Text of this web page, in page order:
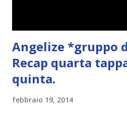
Angelize *gruppo
Recap quarta
quinta.
febbraio 19, 2014